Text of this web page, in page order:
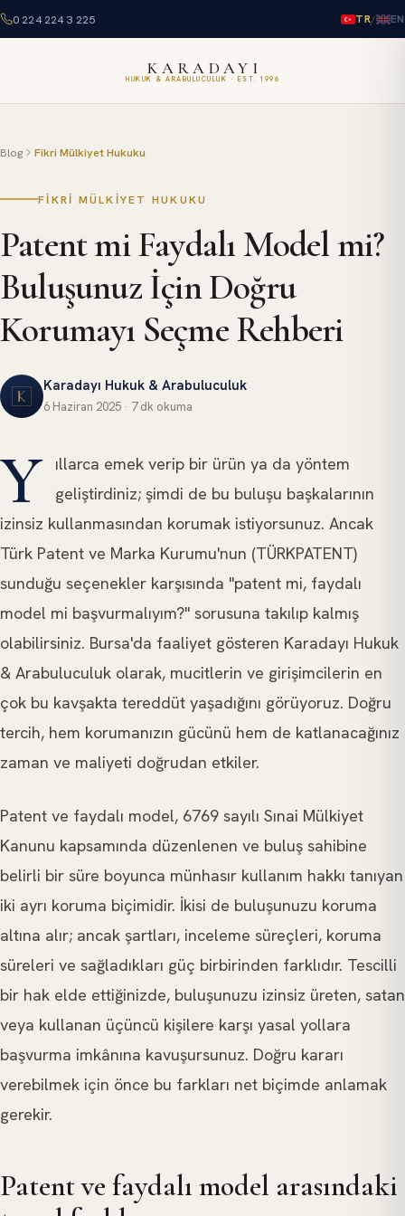
0 224 224 3 225 TR/ EN
KARADAYI
HUKUK & ARABULUCULUK · EST. 1996
Blog Fikri Mülkiyet Hukuku
FIKRI MÜLKIYET HUKUKU
Patent mi Faydalı Model mi?
Buluşunuz İçin Doğru
Korumayı Seçme Rehberi
Karadayı Hukuk & Arabuluculuk
6 Haziran 2025 · 7 dk okuma
Y
ıllarca emek verip bir ürün ya da yöntem
geliştirdiniz; şimdi de bu buluşu başkalarının
izinsiz kullanmasından korumak istiyorsunuz. Ancak
Türk Patent ve Marka Kurumu'nun (TÜRKPATENT)
sunduğu seçenekler karşısında "patent mi, faydalı
model mi başvurmalıyım?" sorusuna takılıp kalmış
olabilirsiniz. Bursa'da faaliyet gösteren Karadayı Hukuk
& Arabuluculuk olarak, mucitlerin ve girişimcilerin en
çok bu kavşakta tereddüt yaşadığını görüyoruz. Doğru
tercih, hem korumanızın gücünü hem de katlanacağınız
zaman ve maliyeti doğrudan etkiler.
Patent ve faydalı model, 6769 sayılı Sınai Mülkiyet
Kanunu kapsamında düzenlenen ve buluş sahibine
belirli bir süre boyunca münhasır kullanım hakkı tanıyan
iki ayrı koruma biçimidir. İkisi de buluşunuzu koruma
altına alır; ancak şartları, inceleme süreçleri, koruma
süreleri ve sağladıkları güç birbirinden farklıdır. Tescilli
bir hak elde ettiğinizde, buluşunuzu izinsiz üreten, satan
veya kullanan üçüncü kişilere karşı yasal yollara
başvurma imkânına kavuşursunuz. Doğru kararı
verebilmek için önce bu farkları net biçimde anlamak
gerekir.
Patent ve faydalı model arasındaki